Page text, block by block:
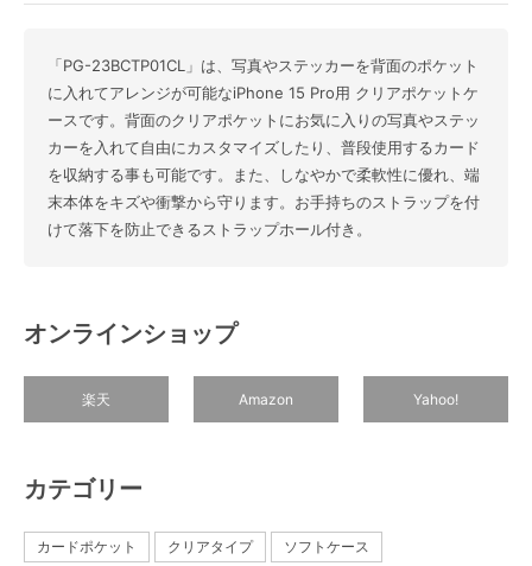
「PG-23BCTP01CL」は、写真やステッカーを背面のポケット
に入れてアレンジが可能なiPhone 15 Pro用 クリアポケットケ
ースです。背面のクリアポケットにお気に入りの写真やステッ
カーを入れて自由にカスタマイズしたり、普段使用するカード
を収納する事も可能です。また、しなやかで柔軟性に優れ、端
末本体をキズや衝撃から守ります。お手持ちのストラップを付
けて落下を防止できるストラップホール付き。
オンラインショップ
楽天 Amazon Yahoo!
カテゴリー
カードポケット クリアタイプ ソフトケース